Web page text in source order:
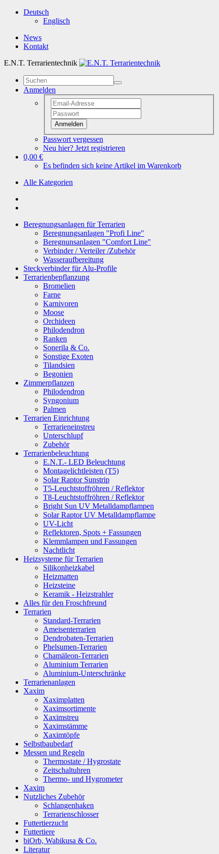
Deutsch
Englisch
News
Kontakt
E.N.T. Terrarientechnik
Anmelden
Anmelden
Passwort vergessen
Neu hier? Jetzt registrieren
0,00 €
Es befinden sich keine Artikel im Warenkorb
Alle Kategorien
Beregnungsanlagen für Terrarien
Beregnungsanlagen "Profi Line"
Beregnunsanlagen "Comfort Line"
Verbinder / Verteiler /Zubehör
Wasseraufbereitung
Steckverbinder für Alu-Profile
Terrarienbepflanzung
Bromelien
Farne
Karnivoren
Moose
Orchideen
Philodendron
Ranken
Sonerila & Co.
Sonstige Exoten
Tilandsien
Begonien
Zimmerpflanzen
Philodendron
Syngonium
Palmen
Terrarien Einrichtung
Terrarieneinstreu
Unterschlupf
Zubehör
Terrarienbeleuchtung
E.N.T.- LED Beleuchtung
Montagelichtleisten (T5)
Solar Raptor Sunstrip
T5-Leuchtstoffröhren / Reflektor
T8-Leuchtstoffröhren / Reflektor
Bright Sun UV Metalldampflampen
Solar Raptor UV Metalldampflampe
UV-Licht
Reflektoren, Spots + Fassungen
Klemmlampen und Fassungen
Nachtlicht
Heizsysteme für Terrarien
Silikonheizkabel
Heizmatten
Heizsteine
Keramik - Heizstrahler
Alles für den Froschfreund
Terrarien
Standard-Terrarien
Ameisenterrarien
Dendrobaten-Terrarien
Phelsumen-Terrarien
Chamäleon-Terrarien
Aluminium Terrarien
Aluminium-Unterschränke
Terrarienanlagen
Xaxim
Xaximplatten
Xaximsortimente
Xaximstreu
Xaximstämme
Xaximtöpfe
Selbstbaubedarf
Messen und Regeln
Thermostate / Hygrostate
Zeitschaltuhren
Thermo- und Hygrometer
Xaxim
Nutzliches Zubehör
Schlangenhaken
Terrarienschlosser
Futtertierzucht
Futtertiere
biOrb, Wabikusa & Co.
Literatur